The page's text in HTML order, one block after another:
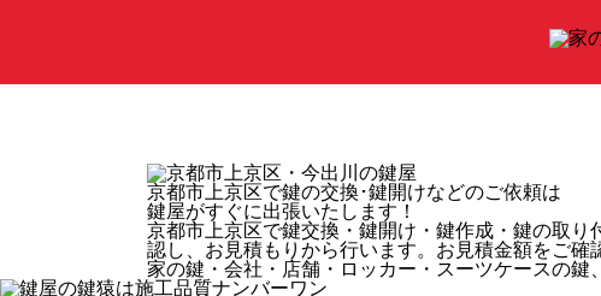
京都市上京区で鍵の交換･鍵開けなどのご依頼は
鍵屋がすぐに出張いたします！
京都市上京区で鍵交換・鍵開け・鍵作成・鍵の取
認し、お見積もりから行います。お見積金額をご
家の鍵・会社・店舗・ロッカー・スーツケースの鍵